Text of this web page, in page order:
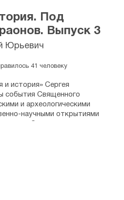
Под
Выпуск 3
Юрьевич
41 человеку
и история» Сергея
события Священного
и археологическими
научными открытиями
историю. Автором
истории
находок.
всем, кто желает понять